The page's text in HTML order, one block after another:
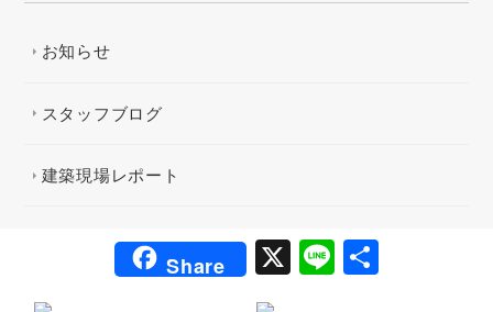
お知らせ
スタッフブログ
建築現場レポート
Share X Li 共